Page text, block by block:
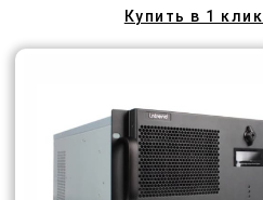
Купить в 1 клик